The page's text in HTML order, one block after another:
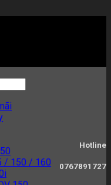
Hotline
0767891727
/ 150 / 160